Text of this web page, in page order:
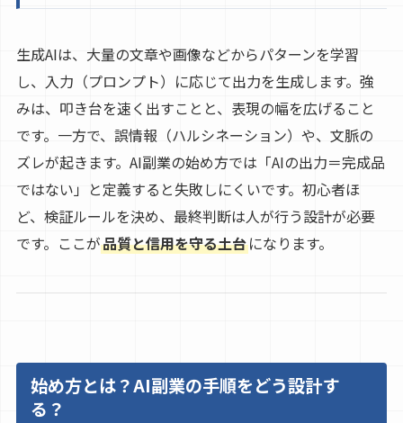
生成AIは、大量の文章や画像などからパターンを学習
し、入力（プロンプト）に応じて出力を生成します。強
みは、叩き台を速く出すことと、表現の幅を広げること
です。一方で、誤情報（ハルシネーション）や、文脈の
ズレが起きます。AI副業の始め方では「AIの出力＝完成品
ではない」と定義すると失敗しにくいです。初心者ほ
ど、検証ルールを決め、最終判断は人が行う設計が必要
です。ここが品質と信用を守る土台になります。
始め方とは？AI副業の手順をどう設計す
る？